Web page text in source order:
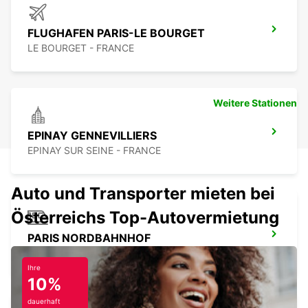
FLUGHAFEN PARIS-LE BOURGET
LE BOURGET - FRANCE
EPINAY GENNEVILLIERS
EPINAY SUR SEINE - FRANCE
PARIS NORDBAHNHOF
Weitere Stationen
Auto und Transporter mieten bei
Österreichs Top-Autovermietung
Ihre
10%
dauerhaft